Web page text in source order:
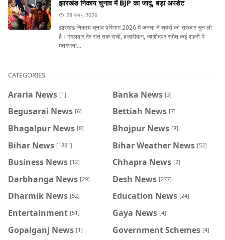
झारखंड निकाय चुनाव में BJP का जादू, बड़ा अपडेट
28 फ़र॰, 2026
झारखंड निकाय चुनाव परिणाम 2026 में जनता ने शहरों की सरकार चुन ली
है। मंगलवार देर रात तक रांची, हजारीबाग, जमशेदपुर समेत कई शहरों में
मतगणना...
CATEGORIES
Araria News [1] Banka News [3]
Begusarai News [6] Bettiah News [7]
Bhagalpur News [8] Bhojpur News [8]
Bihar News [1881] Bihar Weather News [52]
Business News [12] Chhapra News [2]
Darbhanga News [29] Desh News [277]
Dharmik News [52] Education News [24]
Entertainment [51] Gaya News [4]
Gopalganj News [1] Government Schemes [4]